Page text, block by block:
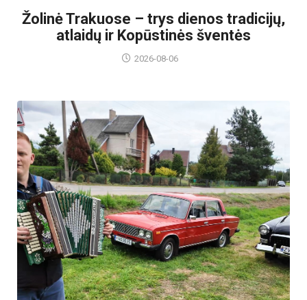
Žolinė Trakuose – trys dienos tradicijų,
atlaidų ir Kopūstinės šventės
2026-08-06